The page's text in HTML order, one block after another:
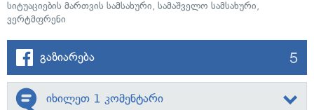
სიტუაციების მართვის სამსახური, სამაშველო სამსახური,
ვერტმფრენი
გაზიარება 5
იხილეთ 1 კომენტარი